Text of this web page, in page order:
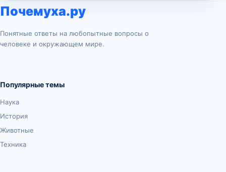
Почемуха.ру
Понятные ответы на любопытные вопросы о
человеке и окружающем мире.
Популярные темы
Наука
История
Животные
Техника